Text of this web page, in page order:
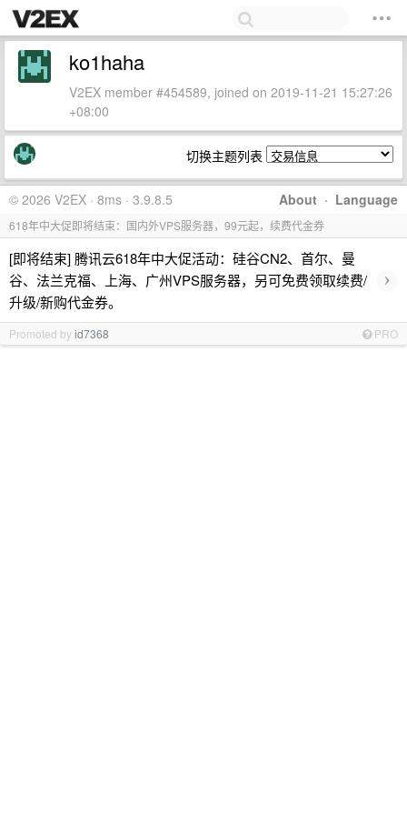
ko1haha
V2EX member #454589, joined on 2019-11-21 15:27:26
+08:00
切换主题列表
About · Language
© 2026 V2EX · 8ms · 3.9.8.5
618年中大促即将结束：国内外VPS服务器，99元起，续费代金券
[即将结束] 腾讯云618年中大促活动：硅谷CN2、首尔、曼
谷、法兰克福、上海、广州VPS服务器，另可免费领取续费/
升级/新购代金券。
›
Promoted byid7368 PRO